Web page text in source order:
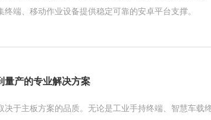
端、移动作业设备提供稳定可靠的安卓平台支撑。
量产的专业解决方案
决于主板方案的品质。无论是工业手持终端、智慧车载